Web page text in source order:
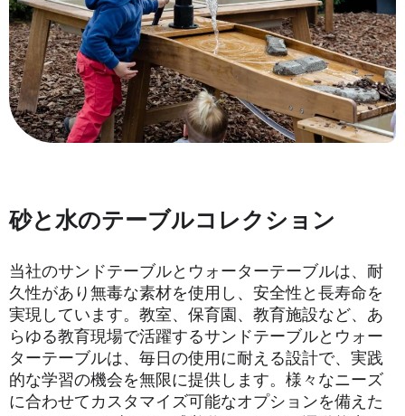
砂と水のテーブルコレクション
当社のサンドテーブルとウォーターテーブルは、耐
久性があり無毒な素材を使用し、安全性と長寿命を
実現しています。教室、保育園、教育施設など、あ
らゆる教育現場で活躍するサンドテーブルとウォー
ターテーブルは、毎日の使用に耐える設計で、実践
的な学習の機会を無限に提供します。様々なニーズ
に合わせてカスタマイズ可能なオプションを備えた